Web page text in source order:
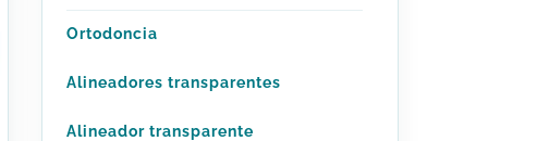
Ortodoncia
Alineadores transparentes
Alineador transparente